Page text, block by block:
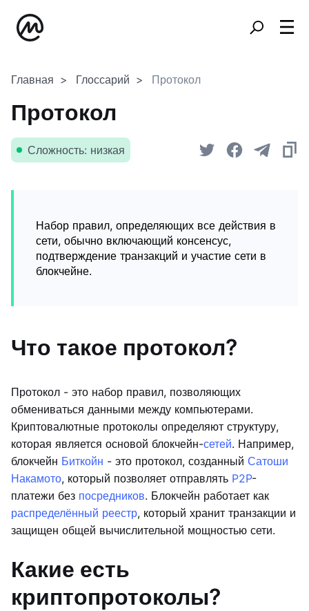
Главная Глоссарий Протокол
Протокол
Сложность: низкая
Набор правил, определяющих все действия в
сети, обычно включающий консенсус,
подтверждение транзакций и участие сети в
блокчейне.
Что такое протокол?
Протокол - это набор правил, позволяющих
обмениваться данными между компьютерами.
Криптовалютные протоколы определяют структуру,
которая является основой блокчейн-сетей. Например,
блокчейн Биткойн - это протокол, созданный Сатоши
Накамото, который позволяет отправлять P2P-
платежи без посредников. Блокчейн работает как
распределённый реестр, который хранит транзакции и
защищен общей вычислительной мощностью сети.
Какие есть
криптопротоколы?